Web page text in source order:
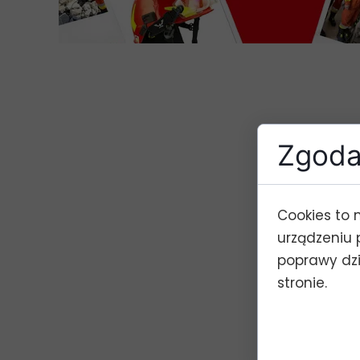
Cookies to
urządzeniu
poprawy
stronie.